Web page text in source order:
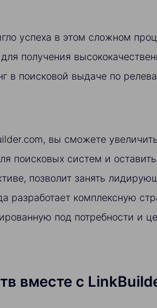
успеха в этом сложном
получения
в поисковой выдаче по
вы сможете
поисковых систем и
позволит занять
разработает комплексную
под потребности и
вместе с